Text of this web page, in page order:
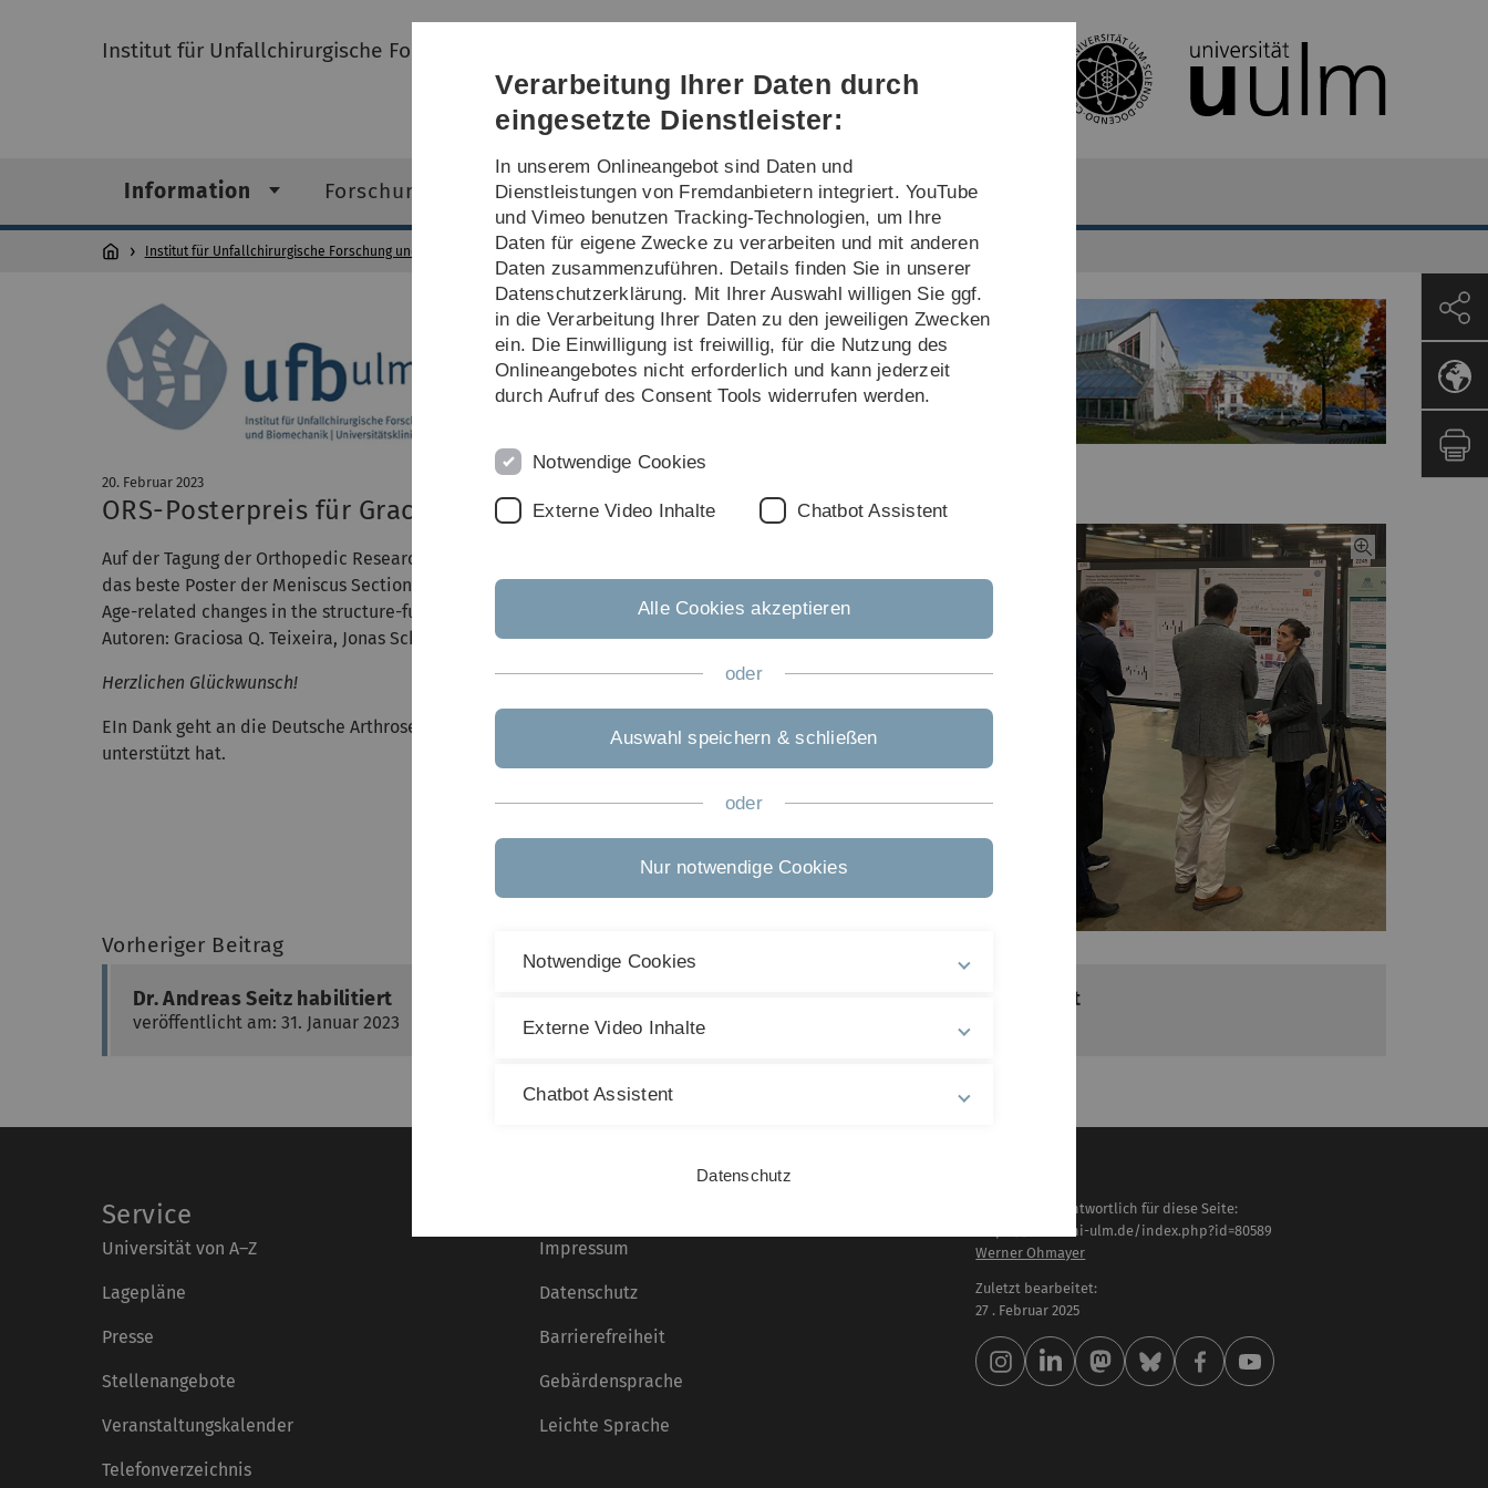
Direkt
Direkt
Direkt
(Sprache,
Drucken,
Social
Direkt
Direkt
Institut für Unfallchirurgische Forschung und Biomechanik
Information Forschungsfelder Lehre Publikationen
Institut für Unfallchirurgische Forschung und Biomechanik Information Aktuelles
20. Februar 2023
ORS-Posterpreis für Graciosa Teixeira
Auf der Tagung der Orthopedic Research Society in Dallas (USA) erhielt Dr. Graciosa Teixeira den Preis für
das beste Poster der Meniscus Section. Titel der Arbeit war:
Age-related changes in the structure-function relationship of human menisci.
Autoren: Graciosa Q. Teixeira, Jonas Schwer, Anita Ignatius, Lutz Dürselen, Andreas M. Seitz
Herzlichen Glückwunsch!
EIn Dank geht an die Deutsche Arthrose-Hilfe e.V., die die Kongressreise mit einem Stipendium
unterstützt hat.
Vorheriger Beitrag
Dr. Andreas Seitz habilitiert
veröffentlicht am: 31. Januar 2023
Dr. Christian Liebsch habilitiert
Service
Universität von A–Z
Lagepläne
Presse
Stellenangebote
Veranstaltungskalender
Telefonverzeichnis
Impressum
Datenschutz
Barrierefreiheit
Gebärdensprache
Leichte Sprache
Inhaltlich verantwortlich für diese Seite:
https://www.uni-ulm.de/index.php?id=80589
Werner Ohmayer
Zuletzt bearbeitet:
27 . Februar 2025
Verarbeitung Ihrer Daten durch
eingesetzte Dienstleister:
In unserem Onlineangebot sind Daten und
Dienstleistungen von Fremdanbietern integriert. YouTube
und Vimeo benutzen Tracking-Technologien, um Ihre
Daten für eigene Zwecke zu verarbeiten und mit anderen
Daten zusammenzuführen. Details finden Sie in unserer
Datenschutzerklärung. Mit Ihrer Auswahl willigen Sie ggf.
in die Verarbeitung Ihrer Daten zu den jeweiligen Zwecken
ein. Die Einwilligung ist freiwillig, für die Nutzung des
Onlineangebotes nicht erforderlich und kann jederzeit
durch Aufruf des Consent Tools widerrufen werden.
Notwendige Cookies
Externe Video Inhalte Chatbot Assistent
Alle Cookies akzeptieren
oder
Auswahl speichern & schließen
oder
Nur notwendige Cookies
Notwendige Cookies
Externe Video Inhalte
Chatbot Assistent
Datenschutz